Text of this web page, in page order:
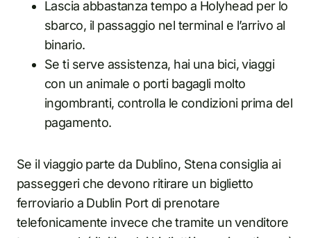
Lascia abbastanza tempo a Holyhead per lo
sbarco, il passaggio nel terminal e l’arrivo al
binario.
Se ti serve assistenza, hai una bici, viaggi
con un animale o porti bagagli molto
ingombranti, controlla le condizioni prima del
pagamento.
Se il viaggio parte da Dublino, Stena consiglia ai
passeggeri che devono ritirare un biglietto
ferroviario a Dublin Port di prenotare
telefonicamente invece che tramite un venditore